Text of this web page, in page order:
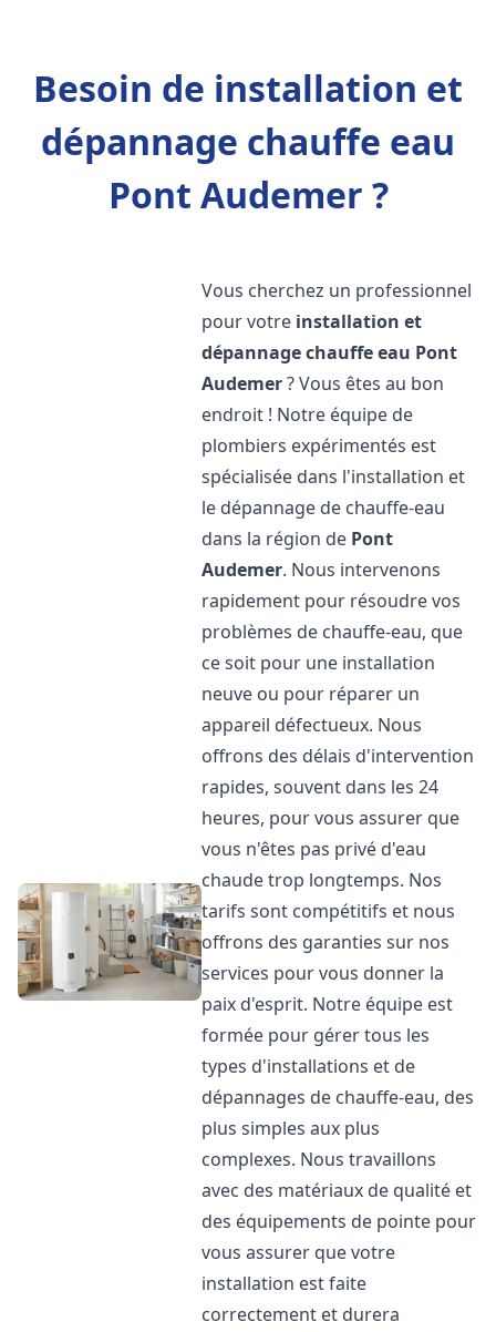
Besoin de installation et
dépannage chauffe eau
Pont Audemer ?
Vous cherchez un professionnel
pour votre installation et
dépannage chauffe eau Pont
Audemer? Vous êtes au bon
endroit ! Notre équipe de
plombiers expérimentés est
spécialisée dans l'installation et
le dépannage de chauffe-eau
dans la région de Pont
Audemer. Nous intervenons
rapidement pour résoudre vos
problèmes de chauffe-eau, que
ce soit pour une installation
neuve ou pour réparer un
appareil défectueux. Nous
offrons des délais d'intervention
rapides, souvent dans les 24
heures, pour vous assurer que
vous n'êtes pas privé d'eau
chaude trop longtemps. Nos
tarifs sont compétitifs et nous
offrons des garanties sur nos
services pour vous donner la
paix d'esprit. Notre équipe est
formée pour gérer tous les
types d'installations et de
dépannages de chauffe-eau, des
plus simples aux plus
complexes. Nous travaillons
avec des matériaux de qualité et
des équipements de pointe pour
vous assurer que votre
installation est faite
correctement et durera